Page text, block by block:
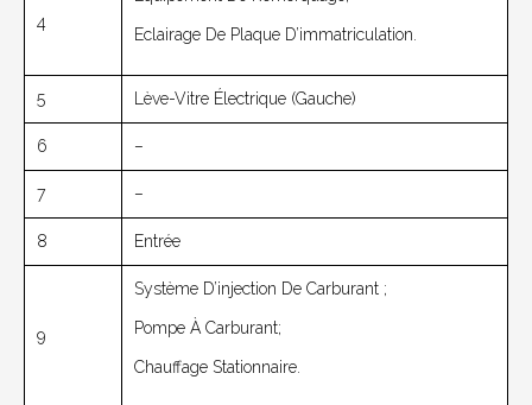
4
Eclairage De Plaque D’immatriculation.
5 Lève-Vitre Électrique (gauche)
6 –
7 –
8 Entrée
9
Système D’injection De Carburant ;
Pompe À Carburant;
Chauffage Stationnaire.